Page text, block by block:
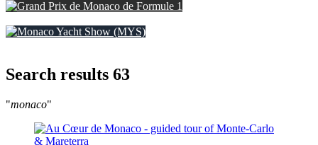
Search results 63
"monaco"